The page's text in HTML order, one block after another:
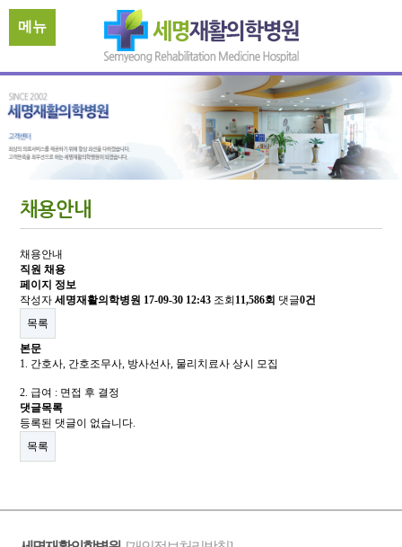
메뉴
채용안내
채용안내
직원 채용
페이지 정보
작성자세명재활의학병원 17-09-30 12:43 조회 11,586회 댓글0건
목록
본문
1. 간호사, 간호조무사, 방사선사, 물리치료사 상시 모집
2. 급여 : 면접 후 결정
댓글목록
등록된 댓글이 없습니다.
목록